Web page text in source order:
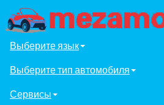
Выберите язык
Выберите тип автомобиля
Сервисы